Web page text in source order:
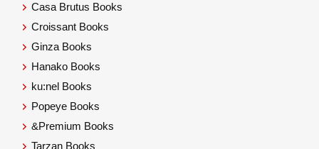
Casa Brutus Books
Croissant Books
Ginza Books
Hanako Books
ku:nel Books
Popeye Books
&Premium Books
Tarzan Books